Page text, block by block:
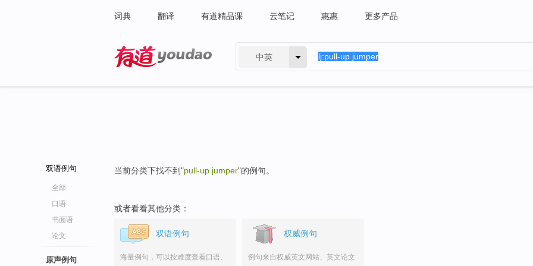
词典 翻译 有道精品课 云笔记 惠惠 更多产品
中英
双语例句
全部
口语
书面语
论文
原声例句
当前分类下找不到"pull-up jumper"的例句。
或者看看其他分类：
双语例句
海量例句，可以按难度查看口语、
权威例句
例句来自权威英文网站、英文论文